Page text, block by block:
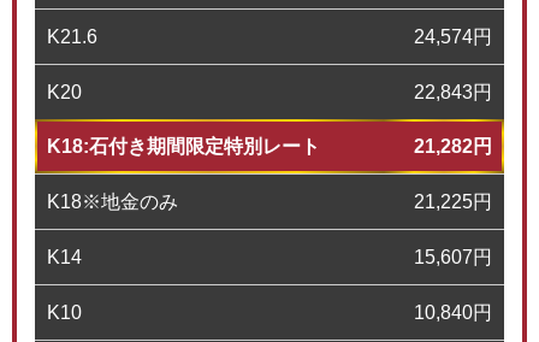
K21.6 24,574円
K20 22,843円
K18:石付き期間限定特別レート 21,282円
K18※地金のみ 21,225円
K14 15,607円
K10 10,840円